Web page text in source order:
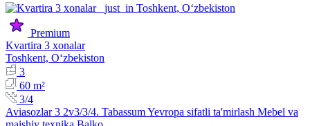
Premium
Kvartira 3 xonalar
Toshkent, Oʻzbekiston
3
60 m²
3/4
Aviasozlar 3 2v3/3/4. Tabassum Yevropa sifatli ta'mirlash Mebel va